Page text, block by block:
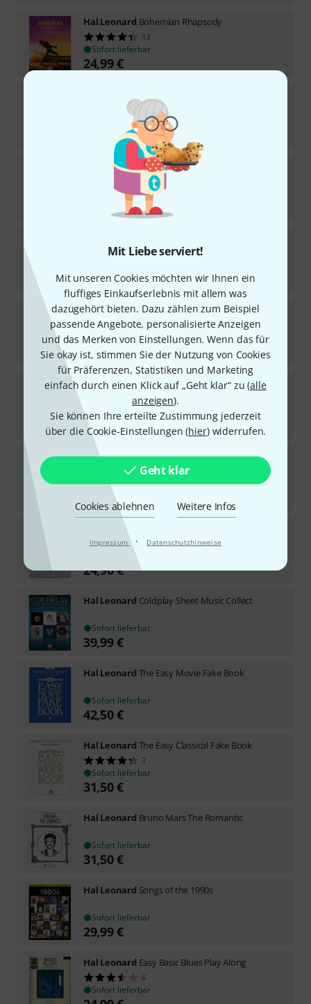
Mit Liebe serviert!
Mit unseren Cookies möchten wir Ihnen ein
fluffiges Einkaufserlebnis mit allem was
dazugehört bieten. Dazu zählen zum Beispiel
passende Angebote, personalisierte Anzeigen
und das Merken von Einstellungen. Wenn das für
Sie okay ist, stimmen Sie der Nutzung von Cookies
für Präferenzen, Statistiken und Marketing
einfach durch einen Klick auf „Geht klar“ zu (alle
anzeigen).
Sie können Ihre erteilte Zustimmung jederzeit
über die Cookie-Einstellungen (hier) widerrufen.
Geht klar
Cookies ablehnen Weitere Infos
Impressum · Datenschutzhinweise
Hal Leonard Bohemian Rhapsody
13
Sofort lieferbar
24,99€
Sofort lieferbar
€
Hal Leonard Simple Pop Songs Piano
Sofort lieferbar
€
10
39,90 €
Hal Leonard Jazz Play-Along Gershwin
14
Sofort lieferbar
37,50€
Hal Leonard Alternative Rock Collection
1
Sofort lieferbar
34,90 €
Hal LeonardBuena Vista Social Club
6
Sofort lieferbar
29,90
Hal Leonard
Sofort lieferbar
24,90€
Hal Leonard Coldplay Sheet Music Collect
Sofort lieferbar
39,99€
Hal Leonard The Easy Movie Fake Book
Sofort lieferbar
42,50€
Hal Leonard The Easy Classical Fake Book
3
Sofort lieferbar
31,50€
Hal Leonard Bruno Mars The Romantic
Sofort lieferbar
31,50€
Hal Leonard Songs of the 1990s
Sofort lieferbar
29,99€
Hal Leonard Easy Basic Blues Play Along
6
Sofort lieferbar